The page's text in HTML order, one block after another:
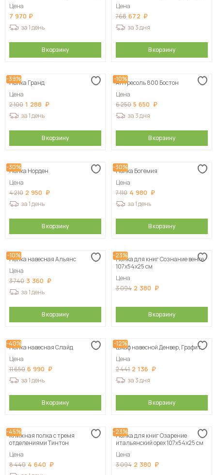
Цена
7 970
за 1 день
В корзину
Цена
768 672
за 3 дня
В корзину
-39%
Полка Гранд
Цена
2 100 1 288
за 1 день
В корзину
-10%
Антресоль 800 Бостон
Цена
6 250 5 650
за 3 дня
В корзину
-30%
Полка Норден
Цена
4 210 2 950
за 1 день
В корзину
-30%
Полка Богемия
Цена
7 110 4 980
за 1 день
В корзину
-10%
Полка навесная Альянс
Цена
3 740 3 360
за 1 день
В корзину
-23%
Полка для книг Сознание венге
107х54х25 см
Цена
3 094 2 380
В корзину
-40%
Полка навесная Слайд
Цена
11 650 6 990
за 1 день
В корзину
-12%
Шкаф навесной Денвер, Графит
Цена
2 441 2 136
за 3 дня
В корзину
-45%
Книжная полка с тремя
отделениями Тинтон
Цена
8 440 4 640
-23%
Полка для книг Озарение
итальянский орех 107х54х25 см
Цена
3 094 2 380